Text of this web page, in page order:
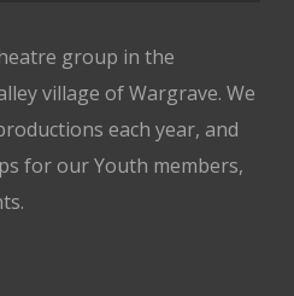
group in the
village of Wargrave. We
each year, and
for our Youth members,